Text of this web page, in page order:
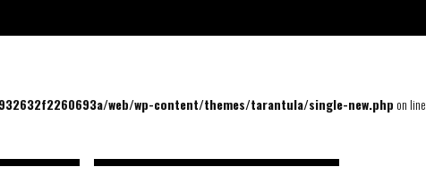
web/wp-content/themes/tarantula/single-new.phpon line